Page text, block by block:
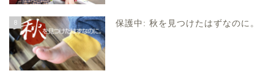
8 保護中: 秋を見つけたはずなのに。